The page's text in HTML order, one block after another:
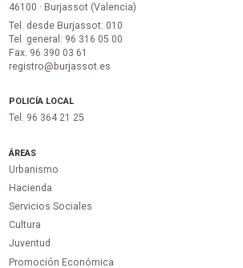
46100 · Burjassot (Valencia)
Tel. desde Burjassot: 010
Tel. general: 96 316 05 00
Fax. 96 390 03 61
registro@burjassot.es
POLICÍA LOCAL
Tel. 96 364 21 25
ÁREAS
Urbanismo
Hacienda
Servicios Sociales
Cultura
Juventud
Promoción Económica